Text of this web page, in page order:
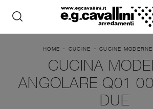
HOME - CUCINE - CUCINE MODERNE
CUCINA
ANGOLARE Q01
DUE